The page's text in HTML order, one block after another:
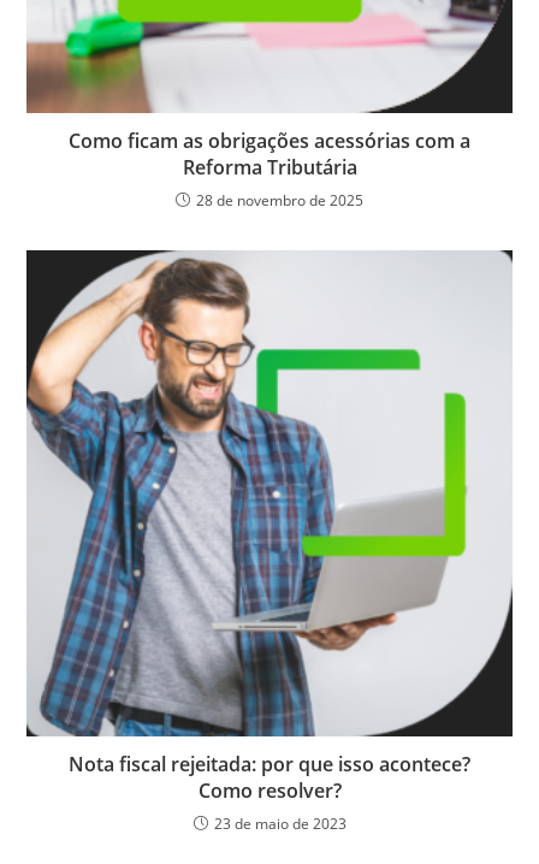
Como ficam as obrigações acessórias com a
Reforma Tributária
28 de novembro de 2025
Nota fiscal rejeitada: por que isso acontece?
Como resolver?
23 de maio de 2023